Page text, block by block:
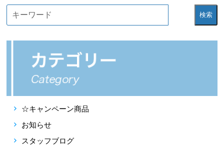
検索
☆キャンペーン商品
お知らせ
スタッフブログ